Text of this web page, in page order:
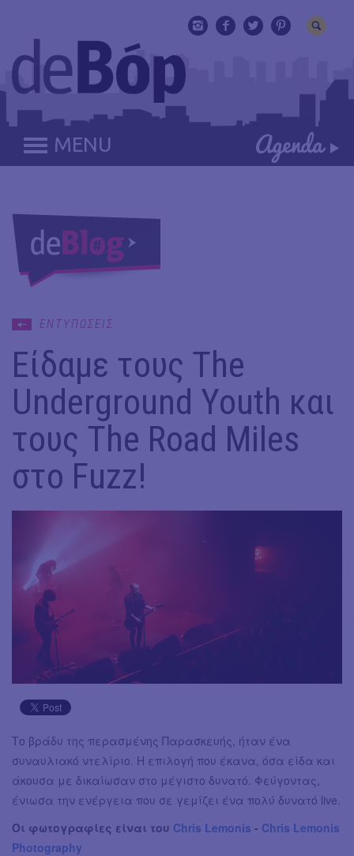
MENU
ΕΝΤΥΠΩΣΕΙΣ
Είδαμε τους The
Underground Youth και
τους The Road Miles
στο Fuzz!
Το βράδυ της περασμένης Παρασκευής, ήταν ένα
συναυλιακό ντελίριο. Η επιλογή που έκανα, όσα είδα και
άκουσα με δικαίωσαν στο μέγιστο δυνατό. Φεύγοντας,
ένιωσα την ενέργεια που σε γεμίζει ένα πολύ δυνατό live.
Οι φωτογραφίες είναι του Chris Lemonis - Chris Lemonis
Photography